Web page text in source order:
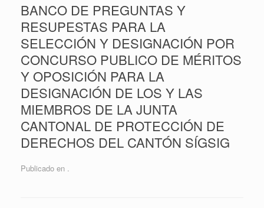
BANCO DE PREGUNTAS Y
RESUPESTAS PARA LA
SELECCIÓN Y DESIGNACIÓN POR
CONCURSO PUBLICO DE MÉRITOS
Y OPOSICIÓN PARA LA
DESIGNACIÓN DE LOS Y LAS
MIEMBROS DE LA JUNTA
CANTONAL DE PROTECCIÓN DE
DERECHOS DEL CANTÓN SÍGSIG
Publicado en .